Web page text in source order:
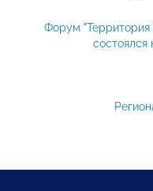
Форум "Территория
состоялся